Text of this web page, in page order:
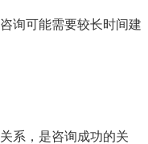
询可能需要较长时间建
系，是咨询成功的关